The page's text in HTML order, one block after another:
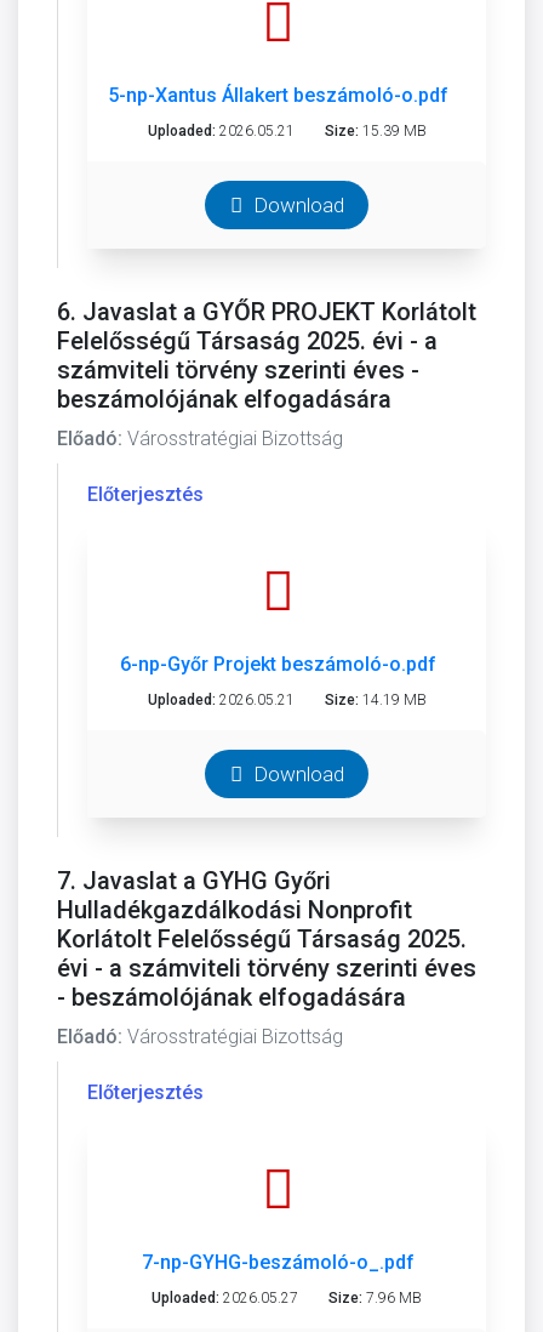
5-np-Xantus Állakert beszámoló-o.pdf
Uploaded: 2026.05.21 Size: 15.39 MB
Download
6. Javaslat a GYŐR PROJEKT Korlátolt
Felelősségű Társaság 2025. évi - a
számviteli törvény szerinti éves -
beszámolójának elfogadására
Előadó: Városstratégiai Bizottság
Előterjesztés
6-np-Győr Projekt beszámoló-o.pdf
Uploaded: 2026.05.21 Size: 14.19 MB
Download
7. Javaslat a GYHG Győri
Hulladékgazdálkodási Nonprofit
Korlátolt Felelősségű Társaság 2025.
évi - a számviteli törvény szerinti éves
- beszámolójának elfogadására
Előadó: Városstratégiai Bizottság
Előterjesztés
7-np-GYHG-beszámoló-o_.pdf
Uploaded: 2026.05.27 Size: 7.96 MB